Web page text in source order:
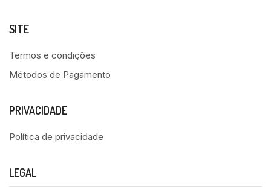
SITE
Termos e condições
Métodos de Pagamento
PRIVACIDADE
Política de privacidade
LEGAL